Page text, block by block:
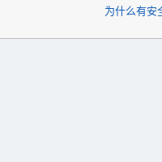
为什么有安